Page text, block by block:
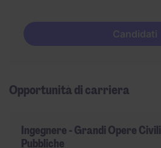
Candidati
Opportunità di carriera
Ingegnere - Grandi Opere Civili
Pubbliche